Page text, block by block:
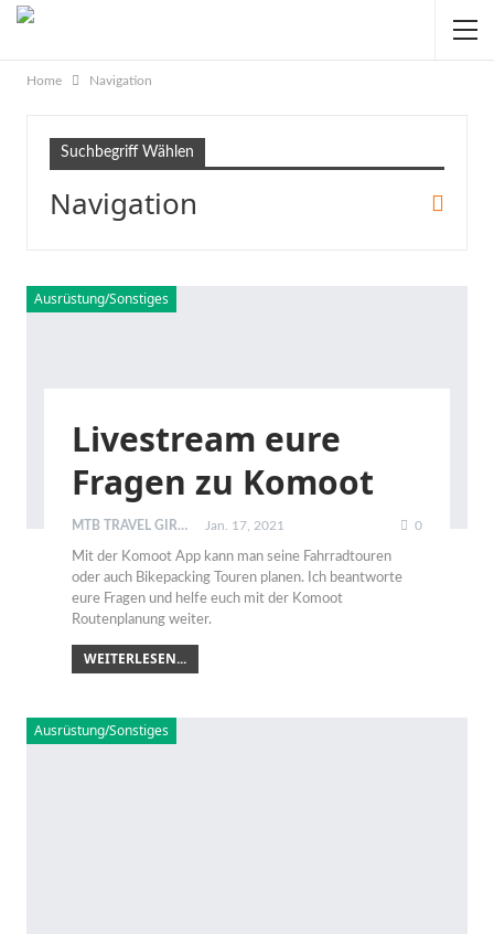
Home Navigation
Suchbegriff Wählen
Navigation
Ausrüstung/Sonstiges
Livestream eure
Fragen zu Komoot
MTB TRAVEL GIRL Jan. 17, 2021 0
Mit der Komoot App kann man seine Fahrradtouren
oder auch Bikepacking Touren planen. Ich beantworte
eure Fragen und helfe euch mit der Komoot
Routenplanung weiter.
WEITERLESEN...
Ausrüstung/Sonstiges